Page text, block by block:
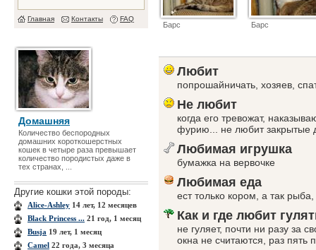
Главная Контакты FAQ
Домашняя
Количество беспородных
домашних короткошерстных
кошек в четыре раза превышает
количество породистых даже в
тех странах, ...
Другие кошки этой породы:
Alice-Ashley 14 лет, 12 месяцев
Black Princess ... 21 год, 1 месяц
Busja 19 лет, 1 месяц
Camel 22 года, 3 месяца
Барс Барс
Любит
попрошайничать, хозяев,
Не любит
когда его тревожат,
фурию... не любит закрытые
Любимая игрушка
бумажка на вервочке
Любимая еда
ест только кором, а так
Как и где любит
не гуляет, почти ни разу за
окна не считаются, раз пять